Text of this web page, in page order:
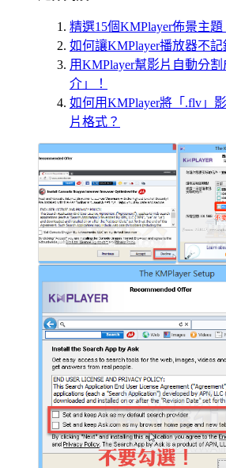
精選15個KMPlayer佈景主題
如何讓KMPlayer播放器不記
用KMPlayer幫影片自動分
介」！
如何用KMPlayer將「.flv」
片格式？